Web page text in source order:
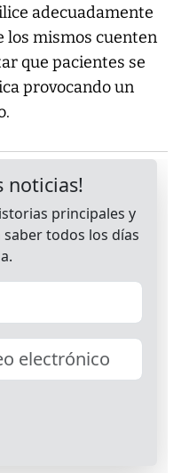
adecuadamente
los mismos cuenten
que pacientes se
provocando un